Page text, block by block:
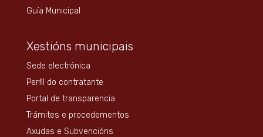
Guía Municipal
Xestións municipais
Sede electrónica
Perfil do contratante
Portal de transparencia
Trámites e procedementos
Axudas e Subvencións